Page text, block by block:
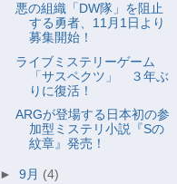
悪の組織「DW隊」を阻止
する勇者、11月1日より
募集開始！
ライブミステリーゲーム
「サスペクツ」 ３年ぶ
りに復活！
ARGが登場する日本初の参
加型ミステリ小説『Sの
紋章』発売！
► 9月 (4)